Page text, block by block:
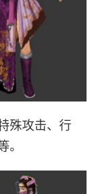
殊攻击、行
。